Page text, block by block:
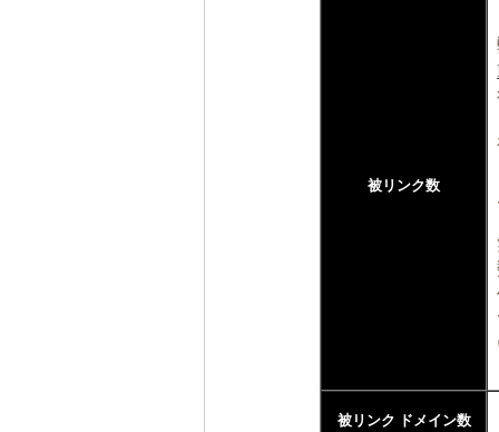
被リンク数
被リンク ドメイン数